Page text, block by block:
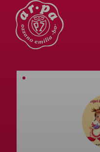
40064 Ozzano dell'Emilia (BO)